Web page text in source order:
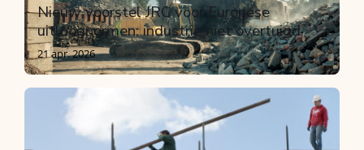
Nieuw voorstel JRC voor Europese
uitloognormen; industrie niet overtuigd
21 apr. 2026